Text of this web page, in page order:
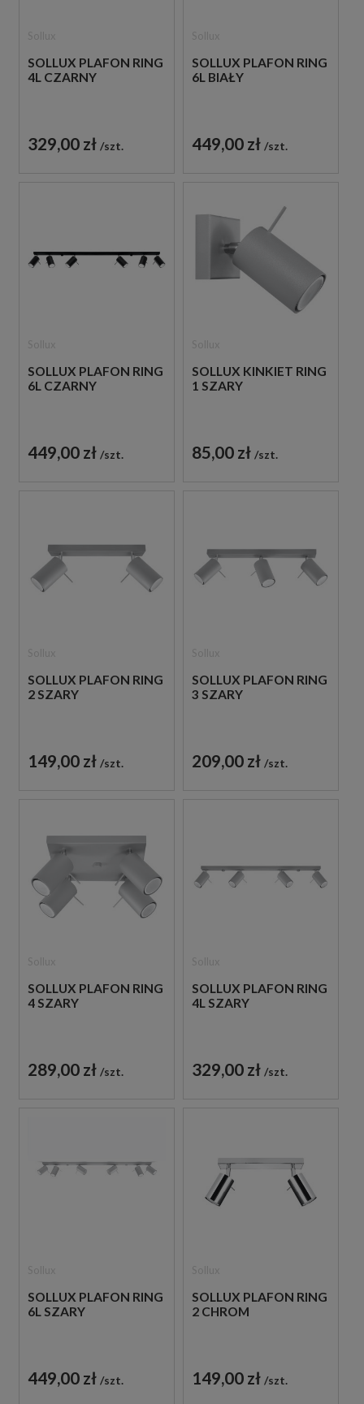
SOLLUX PLAFON RING
4L CZARNY
329,00 zł szt.
SOLLUX PLAFON RING
6L BIAŁY
449,00 zł szt.
SOLLUX PLAFON RING
6L CZARNY
449,00 zł szt.
SOLLUX KINKIET RING
1 SZARY
85,00 zł szt.
SOLLUX PLAFON RING
2 SZARY
149,00 zł szt.
SOLLUX PLAFON RING
3 SZARY
209,00 zł szt.
SOLLUX PLAFON RING
4 SZARY
289,00 zł szt.
SOLLUX PLAFON RING
4L SZARY
329,00 zł szt.
SOLLUX PLAFON RING
6L SZARY
449,00 zł szt.
SOLLUX PLAFON RING
2 CHROM
149,00 zł szt.